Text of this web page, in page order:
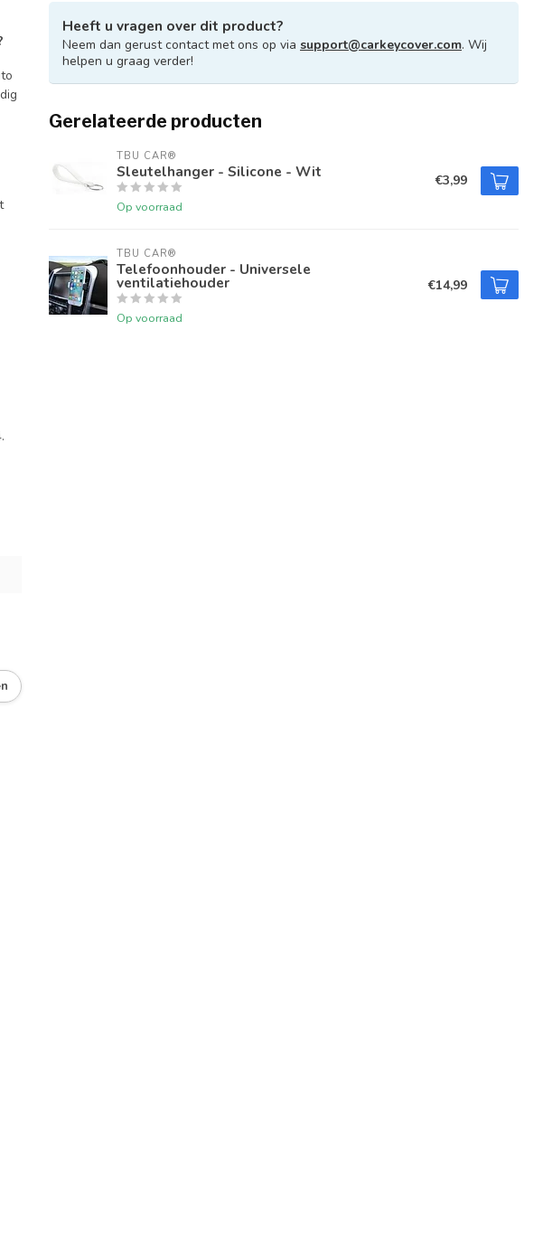
Heeft u vragen over dit product?
Neem dan gerust contact met ons op via support@carkeycover.com. Wij
helpen u graag verder!
Gerelateerde producten
TBU CAR®
Sleutelhanger - Silicone - Wit
Op voorraad
€3,99
TBU CAR®
Telefoonhouder - Universele
ventilatiehouder
Op voorraad
€14,99